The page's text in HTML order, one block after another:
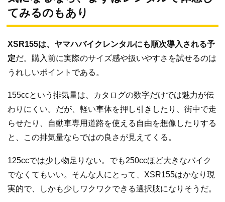
てみるのもあり
XSR155は、ヤマハバイクレンタルにも順次導入される予
定だ。購入前に実際のサイズ感や扱いやすさを試せるのは
うれしいポイントである。
155ccという排気量は、カタログの数字だけでは魅力が伝
わりにくい。だが、軽い車体を押し引きしたり、街中で走
らせたり、自動車専用道路を使える自由を想像したりする
と、この排気量ならではの良さが見えてくる。
125ccでは少し物足りない。でも250ccほど大きなバイク
でなくてもいい。そんな人にとって、XSR155はかなり現
実的で、しかも少しワクワクできる選択肢になりそうだ。